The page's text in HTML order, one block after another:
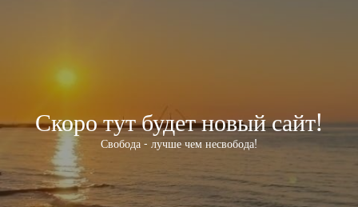
Скоро тут будет новый сайт!
Свобода - лучше чем несвобода!